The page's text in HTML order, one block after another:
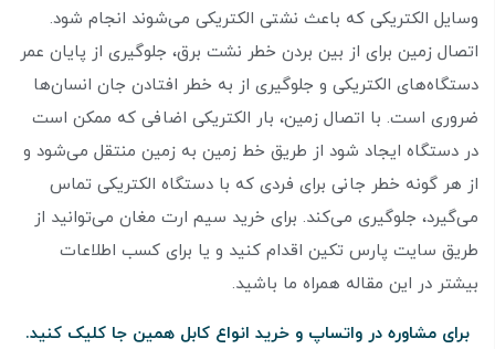
وسایل الکتریکی که باعث نشتی الکتریکی می‌شوند انجام شود.
اتصال زمین برای از بین بردن خطر نشت برق، جلوگیری از پایان عمر
دستگاه‌های الکتریکی و جلوگیری از به خطر افتادن جان انسان‌ها
ضروری است. با اتصال زمین، بار الکتریکی اضافی که ممکن است
در دستگاه ایجاد شود از طریق خط زمین به زمین منتقل می‌شود و
از هر گونه خطر جانی برای فردی که با دستگاه الکتریکی تماس
می‌گیرد، جلوگیری می‌کند. برای خرید سیم ارت مغان می‌توانید از
طریق سایت پارس تکین اقدام کنید و یا برای کسب اطلاعات
بیشتر در این مقاله همراه ما باشید.
برای مشاوره در واتساپ و خرید انواع کابل همین جا کلیک کنید.